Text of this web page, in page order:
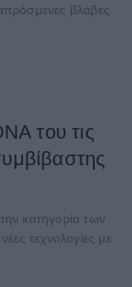
βλάβες
του τις
κατηγορία των
τεχνολογίες με